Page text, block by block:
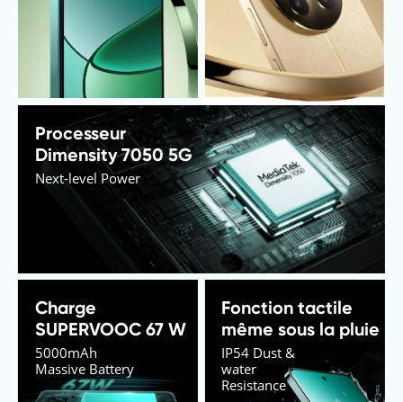
Processeur
Dimensity 7050 5G
Next-level Power
Charge
SUPERVOOC 67 W
5000mAh
Massive Battery
Fonction tactile
même sous la pluie
IP54 Dust &
water
Resistance